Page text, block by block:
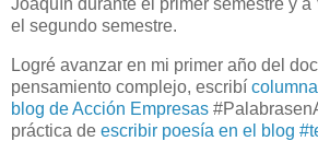
el segundo semestre.
Logré avanzar en mi primer año del
pensamiento complejo, escribí
blog de Acción Empresas
práctica de escribir poesía en el blog